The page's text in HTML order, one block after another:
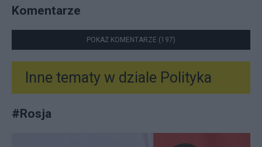
Komentarze
POKAŻ KOMENTARZE (197)
Inne tematy w dziale Polityka
#Rosja